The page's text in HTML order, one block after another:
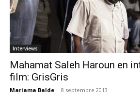
Interviews
Mahamat Saleh Haroun en
film: GrisGris
Mariama Balde - 8 septembre 2013